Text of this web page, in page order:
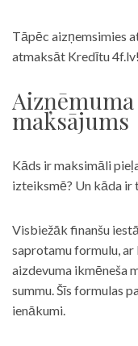
Tāpēc aizņemsimies
atmaksāt Kredītu 4f.lv!
maksājums
Kāds ir maksimāli
izteiksmē? Un kāda ir
Visbiežāk finanšu
saprotamu formulu,
aizdevuma ikmēneša
summu. Šīs formulas
ienākumi.